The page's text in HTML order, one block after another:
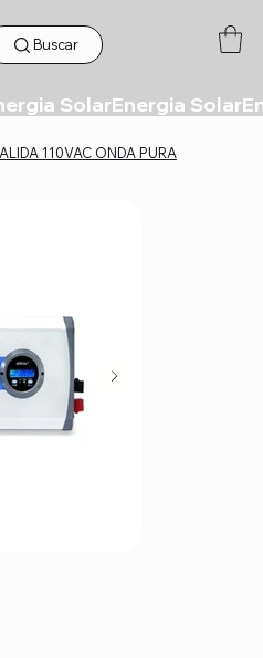
Buscar
110VAC ONDA PURA